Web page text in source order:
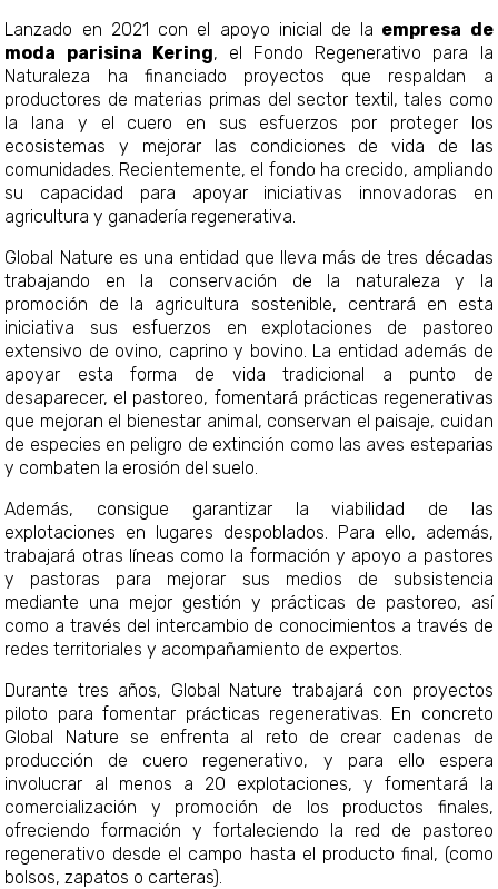
Lanzado en 2021 con el apoyo inicial de la empresa de
moda parisina Kering, el Fondo Regenerativo para la
Naturaleza ha financiado proyectos que respaldan a
productores de materias primas del sector textil, tales como
la lana y el cuero en sus esfuerzos por proteger los
ecosistemas y mejorar las condiciones de vida de las
comunidades. Recientemente, el fondo ha crecido, ampliando
su capacidad para apoyar iniciativas innovadoras en
agricultura y ganadería regenerativa.​
Global Nature es una entidad que lleva más de tres décadas
trabajando en la conservación de la naturaleza y la
promoción de la agricultura sostenible, centrará en esta
iniciativa sus esfuerzos en explotaciones de pastoreo
extensivo de ovino, caprino y bovino. La entidad además de
apoyar esta forma de vida tradicional a punto de
desaparecer, el pastoreo, fomentará prácticas regenerativas
que mejoran el bienestar animal, conservan el paisaje, cuidan
de especies en peligro de extinción como las aves esteparias
y combaten la erosión del suelo.
Además, consigue garantizar la viabilidad de las
explotaciones en lugares despoblados. Para ello, además,
trabajará otras líneas como la formación y apoyo a pastores
y pastoras para mejorar sus medios de subsistencia
mediante una mejor gestión y prácticas de pastoreo, así
como a través del intercambio de conocimientos a través de
redes territoriales y acompañamiento de expertos.
Durante tres años, Global Nature trabajará con proyectos
piloto para fomentar prácticas regenerativas. En concreto
Global Nature se enfrenta al reto de crear cadenas de
producción de cuero regenerativo, y para ello espera
involucrar al menos a 20 explotaciones, y fomentará la
comercialización y promoción de los productos finales,
ofreciendo formación y fortaleciendo la red de pastoreo
regenerativo desde el campo hasta el producto final, (como
bolsos, zapatos o carteras).